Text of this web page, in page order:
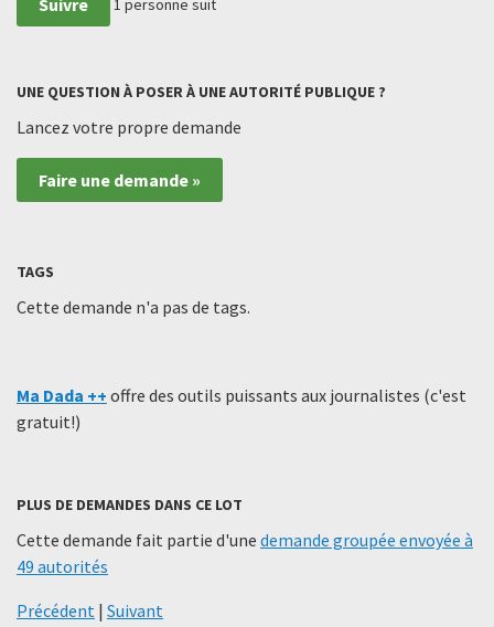
1 personne suit
UNE QUESTION À POSER À UNE AUTORITÉ PUBLIQUE ?
Lancez votre propre demande
Faire une demande »
TAGS
Cette demande n'a pas de tags.
Ma Dada ++ offre des outils puissants aux journalistes (c'est
gratuit!)
PLUS DE DEMANDES DANS CE LOT
Cette demande fait partie d'une demande groupée envoyée à
49 autorités
Précédent | Suivant